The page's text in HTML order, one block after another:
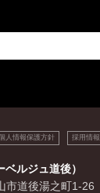
人情報保護方針 採用情報
ルジュ道後）
道後湯之町1-26